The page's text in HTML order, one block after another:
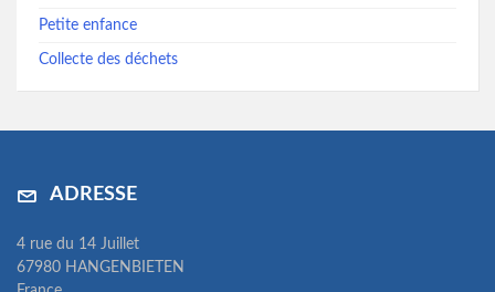
Petite enfance
Collecte des déchets
ADRESSE
4 rue du 14 Juillet
67980 HANGENBIETEN